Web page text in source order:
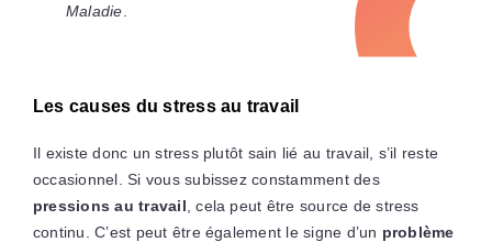
Maladie
Les causes du stress au travail
Il existe donc un stress plutôt sain lié au travail, s’il reste
occasionnel. Si vous subissez constamment des
pressions au travail , cela peut être source de stress
continu. C’est peut être également le signe d’un problème